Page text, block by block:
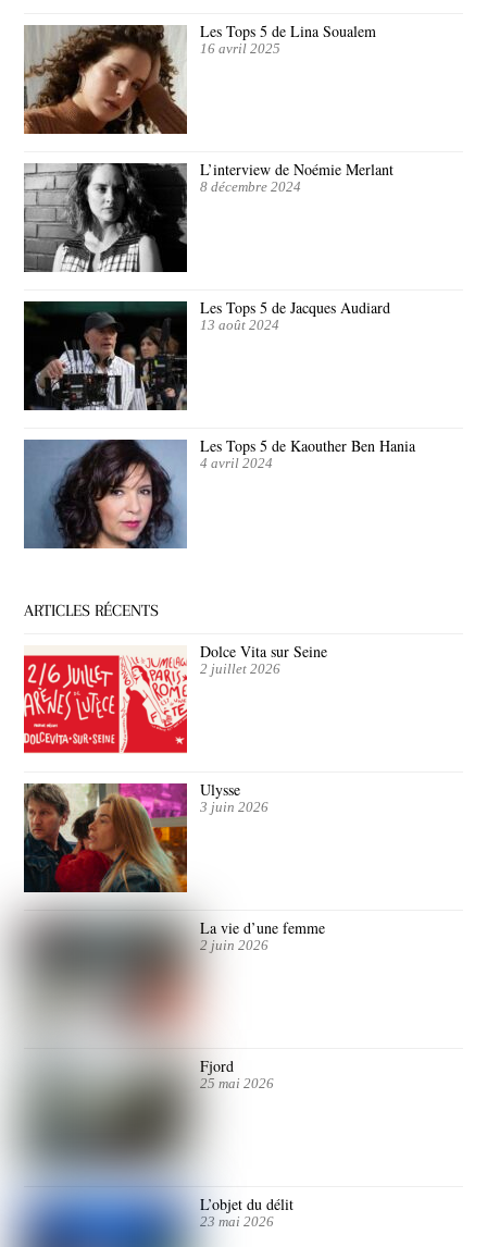
Les Tops 5 de Lina Soualem
16 avril 2025
L’interview de Noémie Merlant
8 décembre 2024
Les Tops 5 de Jacques Audiard
13 août 2024
Les Tops 5 de Kaouther Ben Hania
4 avril 2024
ARTICLES RÉCENTS
Dolce Vita sur Seine
2 juillet 2026
Ulysse
3 juin 2026
La vie d’une femme
2 juin 2026
Fjord
25 mai 2026
L’objet du délit
23 mai 2026